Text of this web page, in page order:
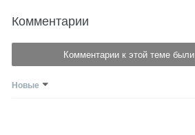
Комментарии
Комментарии к этой теме
Новые